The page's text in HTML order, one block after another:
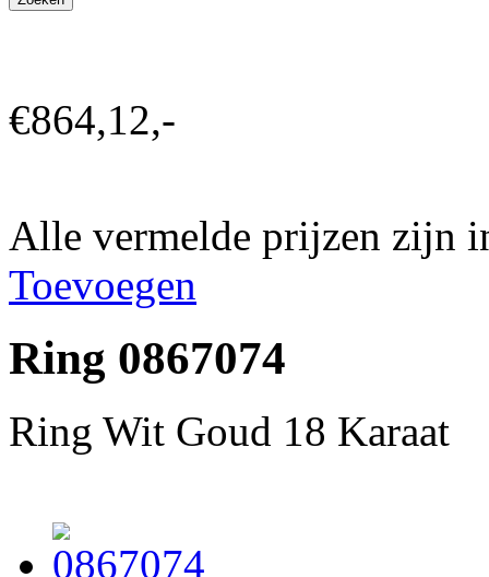
€864,12,-
Alle vermelde prijzen zijn
Toevoegen
Ring 0867074
Ring Wit Goud 18 Karaat